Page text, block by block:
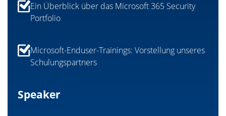
Ein Überblick über das Microsoft 365 Security
Portfolio
Microsoft-Enduser-Trainings: Vorstellung unseres
Schulungspartners
Speaker